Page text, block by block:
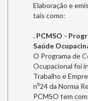
Elaboração e
tais como:
. PCMSO -
Saúde
O Programa de
Ocupacional foi
Trabalho e
n⁰24 da Norma
PCMSO tem